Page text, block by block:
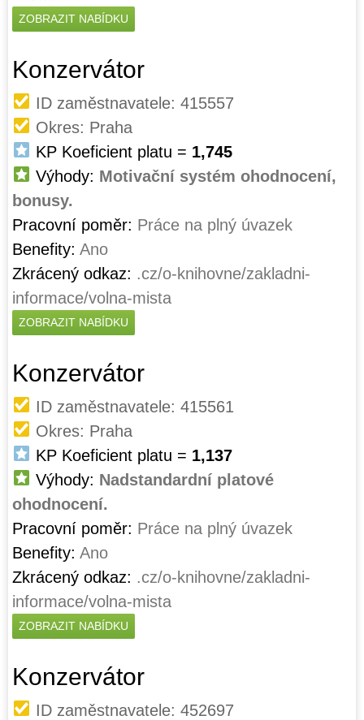
ZOBRAZIT NABÍDKU
Konzervátor
ID zaměstnavatele: 415557
Okres: Praha
KP Koeficient platu = 1,745
Výhody: Motivační systém ohodnocení,
bonusy.
Pracovní poměr: Práce na plný úvazek
Benefity: Ano
Zkrácený odkaz: .cz/o-knihovne/zakladni-
informace/volna-mista
ZOBRAZIT NABÍDKU
Konzervátor
ID zaměstnavatele: 415561
Okres: Praha
KP Koeficient platu = 1,137
Výhody: Nadstandardní platové
ohodnocení.
Pracovní poměr: Práce na plný úvazek
Benefity: Ano
Zkrácený odkaz: .cz/o-knihovne/zakladni-
informace/volna-mista
ZOBRAZIT NABÍDKU
Konzervátor
ID zaměstnavatele: 452697